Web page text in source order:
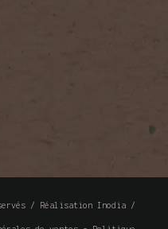
/ Réalisation Inodia/